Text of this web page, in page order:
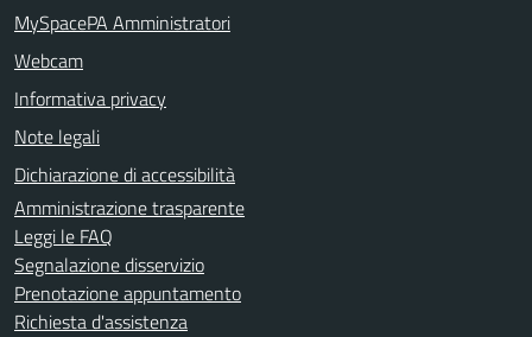
MySpacePA Amministratori
Webcam
Informativa privacy
Note legali
Dichiarazione di accessibilità
Amministrazione trasparente
Leggi le FAQ
Segnalazione disservizio
Prenotazione appuntamento
Richiesta d'assistenza